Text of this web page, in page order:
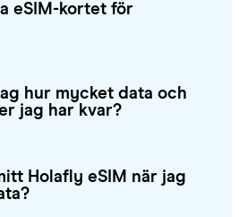
eSIM-kortet för
hur mycket data och
jag har kvar?
Holafly eSIM när jag